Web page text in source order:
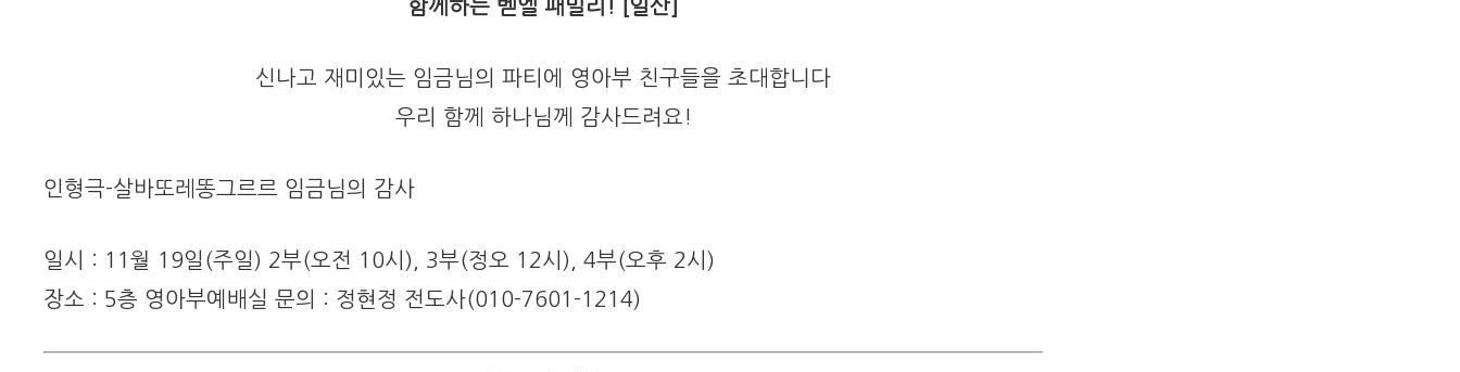
함께하는 벧엘 패밀리! [일산]
신나고 재미있는 임금님의 파티에 영아부 친구들을 초대합니다
우리 함께 하나님께 감사드려요!
인형극-살바또레똥그르르 임금님의 감사
일시 : 11월 19일(주일) 2부(오전 10시), 3부(정오 12시), 4부(오후 2시)
장소 : 5층 영아부예배실 문의 : 정현정 전도사(010-7601-1214)